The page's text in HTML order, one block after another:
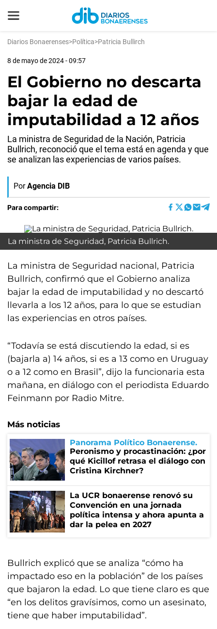
Diarios Bonaerenses>Política>Patricia Bullirch
8 de mayo de 2024 - 09:57
El Gobierno no descarta
bajar la edad de
imputabilidad a 12 años
La ministra de Seguridad de la Nación, Patricia
Bullrich, reconoció que el tema está en agenda y que
se analizan las experiencias de varios países.
Por Agencia DIB
Para compartir:
La ministra de Seguridad, Patricia Bullrich.
La ministra de Seguridad nacional, Patricia
Bullrich, confirmó que el Gobierno analiza
bajar la edad de imputabilidad y no descartó
llevarla a los 12 años, para lo que se estudian
las experiencias en otros países.
“Todavía se está discutiendo la edad, si es
(bajarla a) 14 años, si es a 13 como en Uruguay
o a 12 como en Brasil”, dijo la funcionaria esta
mañana, en diálogo con el periodista Eduardo
Feinmann por Radio Mitre.
Más noticias
Panorama Político Bonaerense
Peronismo y procastinación: ¿por
qué Kicillof retrasa el diálogo con
Cristina Kirchner?
La UCR bonaerense renovó su
Convención en una jornada
política intensa y ahora apunta a
dar la pelea en 2027
Bullrich explicó que se analiza “cómo ha
impactado eso en la población” de los países
que bajaron la edad. Lo que tiene claro es que
“en los delitos gravísimos, como un asesinato,
tiene que haber imputabilidad”.